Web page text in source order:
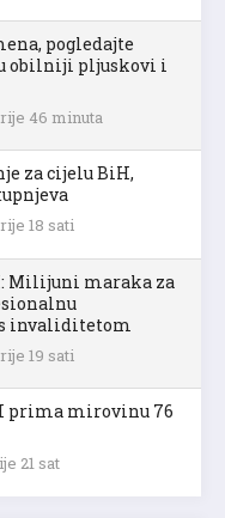
pogledajte
obilniji pljuskovi i
46 minuta
za cijelu BiH,
18 sati
Milijuni maraka za
invaliditetom
19 sati
mirovinu 76
21 sat